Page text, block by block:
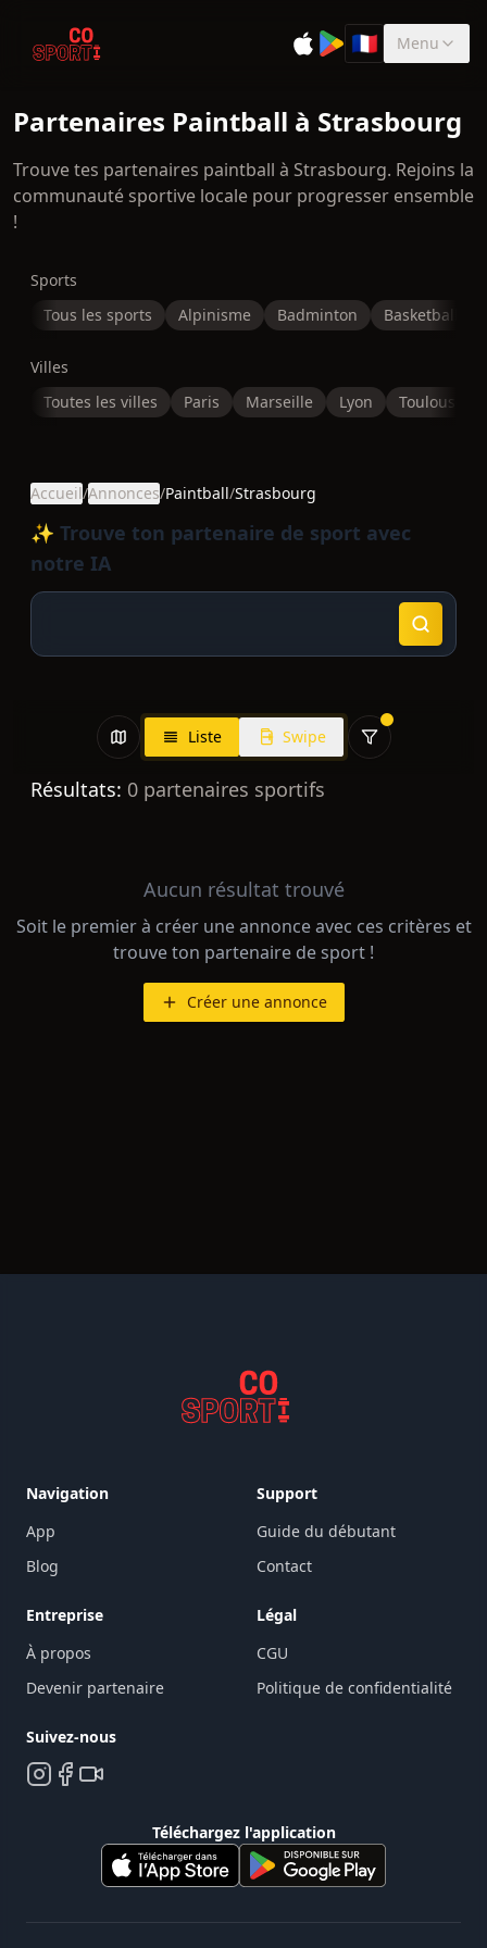
🇫🇷Sélectionner la
Menu
Partenaires Paintball à Strasbourg
Trouve tes partenaires paintball à Strasbourg. Rejoins la
communauté sportive locale pour progresser ensemble
!
Sports
Tous les sports
Alpinisme Badminton Basketball
Villes
Toutes les villes
Paris Marseille Lyon Toulouse
Accueil/Annonces/Paintball/Strasbourg
✨ Trouve ton partenaire de sport avec
notre IA
Liste Swipe
Résultats: 0 partenaires sportifs
Aucun résultat trouvé
Soit le premier à créer une annonce avec ces critères et
trouve ton partenaire de sport !
Créer une annonce
Navigation
App
Blog
Support
Guide du débutant
Contact
Entreprise
À propos
Devenir partenaire
Légal
CGU
Politique de confidentialité
Suivez-nous
Téléchargez l'application